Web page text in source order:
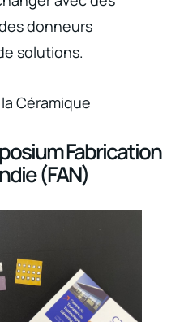
donneurs
solutions.
Céramique
Fabrication
(FAN)